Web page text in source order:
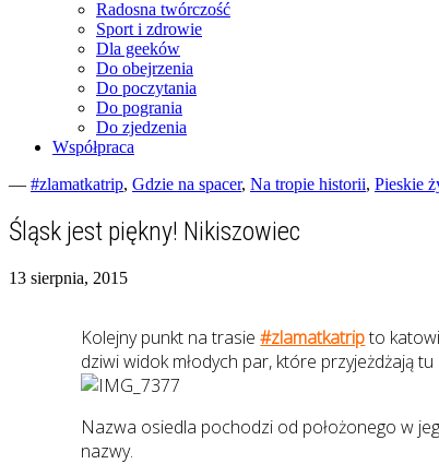
Radosna twórczość
Sport i zdrowie
Dla geeków
Do obejrzenia
Do poczytania
Do pogrania
Do zjedzenia
Współpraca
zgranestado.pl
Fotograficzne zapiski dnia codziennego
— #zlamatkatrip, Gdzie na spacer, Na tropie historii, Pieskie
Śląsk jest piękny! Nikiszowiec
13 sierpnia, 2015
Kolejny punkt na trasie#zlamatkatripto
dziwi widok młodych par, które przyjeżdżają
Nazwa osiedla pochodzi od położonego w
nazwy.